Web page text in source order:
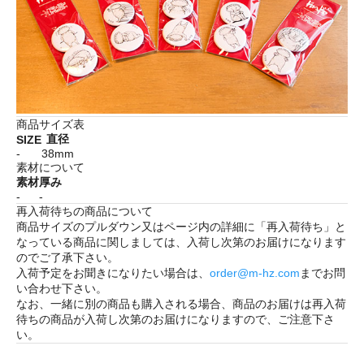
商品サイズ表
SIZE 直径
-
38mm
素材について
素材厚み
-
-
再入荷待ちの商品について
商品サイズのプルダウン又はページ内の詳細に「再入荷待ち 」と
なっている商品に関しましては、入荷し次第のお届けになります
のでご了承下さい。
入荷予定をお聞きになりたい場合は、 order@m-hz.com までお問
い合わせ下さい。
なお、一緒に別の商品も購入される場合、商品のお届けは再入荷
待ちの商品が入荷し次第のお届けになりますので、ご注意下さ
い。